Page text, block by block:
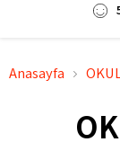
Anasayfa